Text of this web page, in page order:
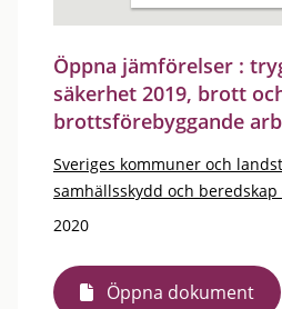
Öppna jämförelser :
säkerhet 2019, brott
brottsförebyggande
Sveriges kommuner och
samhällsskydd och beredskap
2020
Öppna dokument